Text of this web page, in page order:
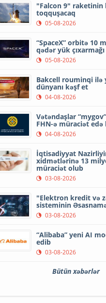
"Falcon 9" raketinin
toqquşacaq
05-08-2026
“SpaceX” orbitə 10
qədər yük
05-08-2026
Bakcell rouminqi ilə
dünyanı kəşf et
04-08-2026
Vətəndaşlar
FHN-ə müraciət
04-08-2026
İqtisadiyyat
xidmətlərinə 13
müraciət olub
03-08-2026
"Elektron kredit və
sisteminin
03-08-2026
“Alibaba” yeni AI
edib
03-08-2026
Bütün xəbərlər